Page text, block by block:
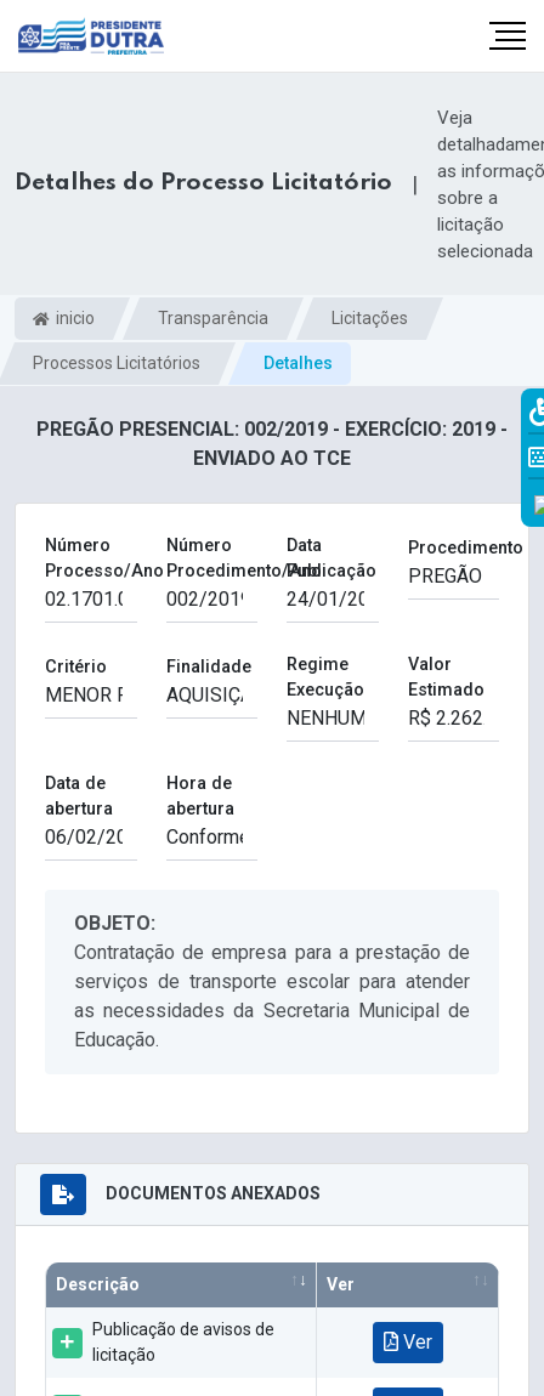
Detalhes do Processo Licitatório |
Veja
as
sobre a
licitação
selecionada
inicio Transparência Licitações
Processos Licitatórios Detalhes
PREGÃO PRESENCIAL: 002/2019 - EXERCÍCIO: 2019 -
ENVIADO AO TCE
Número
Processo/Ano
Número
Procedimento/Ano
Data
Publicação
Procedimento
Critério Finalidade
Regime
Execução
Valor
Estimado
Data de
abertura
Hora de
abertura
OBJETO:
Contratação de empresa para a prestação de
serviços de transporte escolar para atender
as necessidades da Secretaria Municipal de
Educação.
DOCUMENTOS ANEXADOS
Descrição Ver
Publicação de avisos de
licitação
Ver